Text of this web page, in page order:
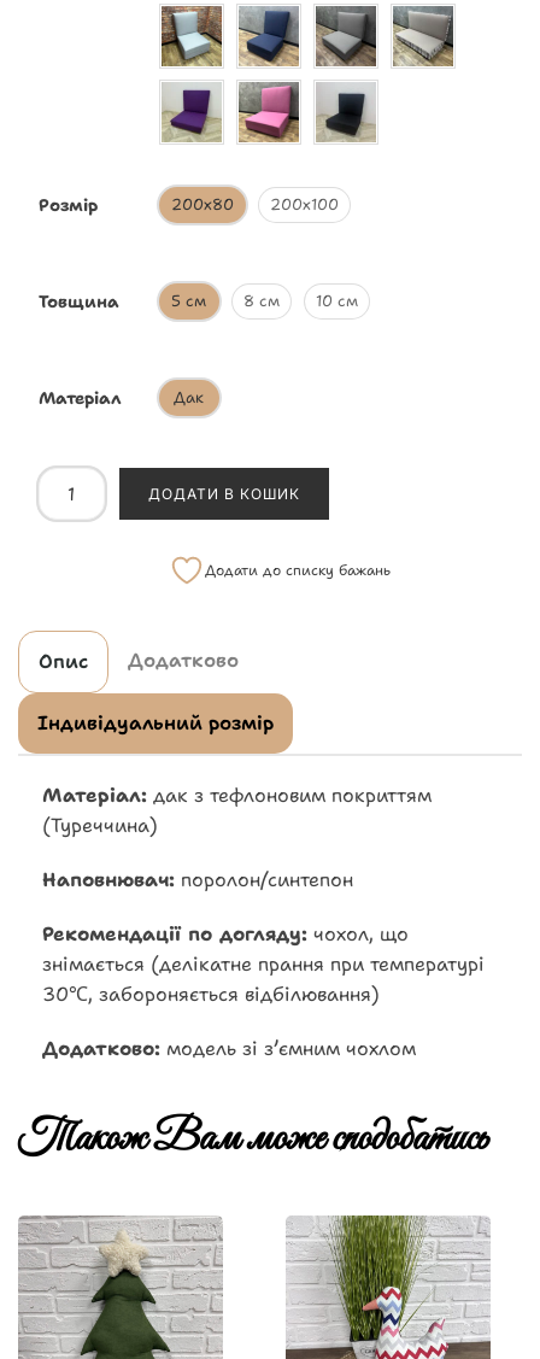
Розмір 200х80 200х100
Товщина 5 см 8 см 10 см
Матеріал Дак
ДОДАТИ В КОШИК
Додати до списку бажань
Опис Додатково
Індивідуальний розмір
Матеріал: дак з тефлоновим покриттям
(Туреччина)
Наповнювач: поролон/синтепон
Рекомендації по догляду: чохол, що
знімається (делікатне прання при температурі
30℃, забороняється відбілювання)
Додатково: модель зі з’ємним чохлом
Також Вам може сподобатись